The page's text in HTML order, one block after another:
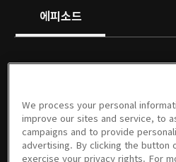
에피소드
01회
10/18/2023 • 46분
02회
10/25/2023 • 48분
03회
11/01/2023 • 48분
04
We process your personal
improve our sites and service, to
campaigns and to provide
advertising. By clicking the button
exercise your privacy rights. For